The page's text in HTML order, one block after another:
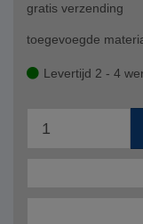
gratis verzending
toegevoegde
Levertijd 2 - 4